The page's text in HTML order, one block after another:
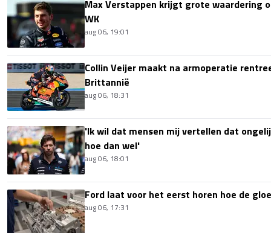
Max Verstappen krijgt grote waardering
WK
aug 06, 19:01
Collin Veijer maakt na armoperatie
Brittannië
aug 06, 18:31
'Ik wil dat mensen mij vertellen dat
hoe dan wel'
aug 06, 18:01
Ford laat voor het eerst horen hoe de
aug 06, 17:31